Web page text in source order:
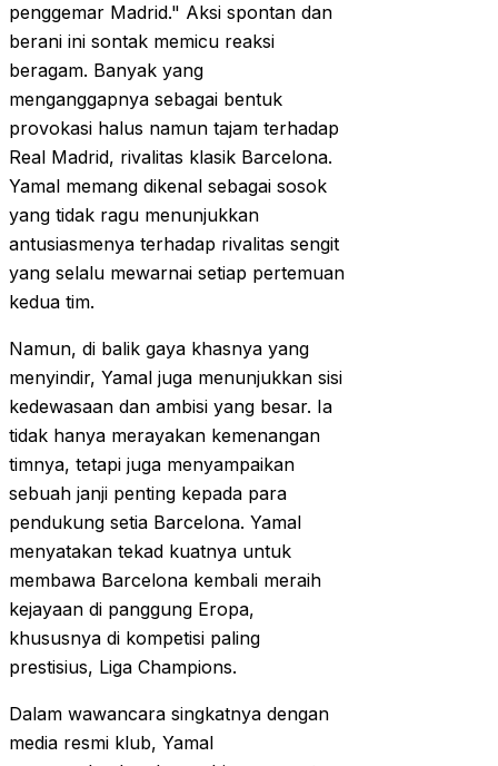
penggemar Madrid." Aksi spontan dan
berani ini sontak memicu reaksi
beragam. Banyak yang
menganggapnya sebagai bentuk
provokasi halus namun tajam terhadap
Real Madrid, rivalitas klasik Barcelona.
Yamal memang dikenal sebagai sosok
yang tidak ragu menunjukkan
antusiasmenya terhadap rivalitas sengit
yang selalu mewarnai setiap pertemuan
kedua tim.
Namun, di balik gaya khasnya yang
menyindir, Yamal juga menunjukkan sisi
kedewasaan dan ambisi yang besar. Ia
tidak hanya merayakan kemenangan
timnya, tetapi juga menyampaikan
sebuah janji penting kepada para
pendukung setia Barcelona. Yamal
menyatakan tekad kuatnya untuk
membawa Barcelona kembali meraih
kejayaan di panggung Eropa,
khususnya di kompetisi paling
prestisius, Liga Champions.
Dalam wawancara singkatnya dengan
media resmi klub, Yamal